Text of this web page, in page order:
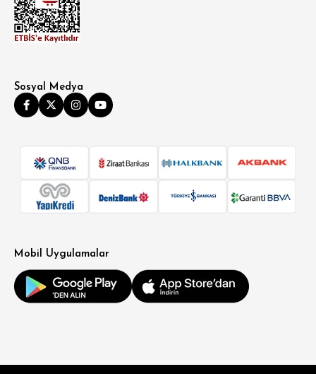
Sosyal Medya
Mobil Uygulamalar